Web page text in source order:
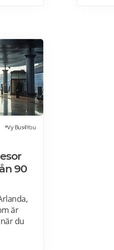
*Vy Bus4You
90
är
du